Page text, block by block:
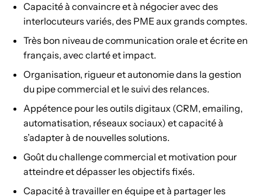
Capacité à convaincre et à négocier avec des
interlocuteurs variés, des PME aux grands comptes.
Très bon niveau de communication orale et écrite en
français, avec clarté et impact.
Organisation, rigueur et autonomie dans la gestion
du pipe commercial et le suivi des relances.
Appétence pour les outils digitaux (CRM, emailing,
automatisation, réseaux sociaux) et capacité à
s’adapter à de nouvelles solutions.
Goût du challenge commercial et motivation pour
atteindre et dépasser les objectifs fixés.
Capacité à travailler en équipe et à partager les